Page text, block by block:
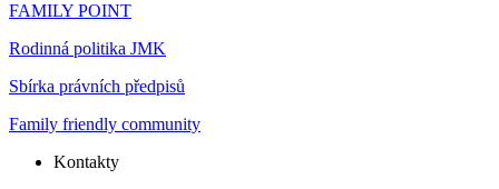
FAMILY POINT
Rodinná politika JMK
Sbírka právních předpisů
Family friendly community
Kontakty